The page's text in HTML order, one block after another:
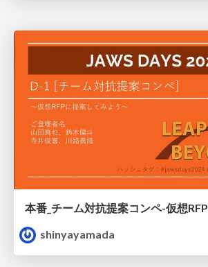
本番_チーム対抗提案コンペ-仮想RFP
shinyayamada